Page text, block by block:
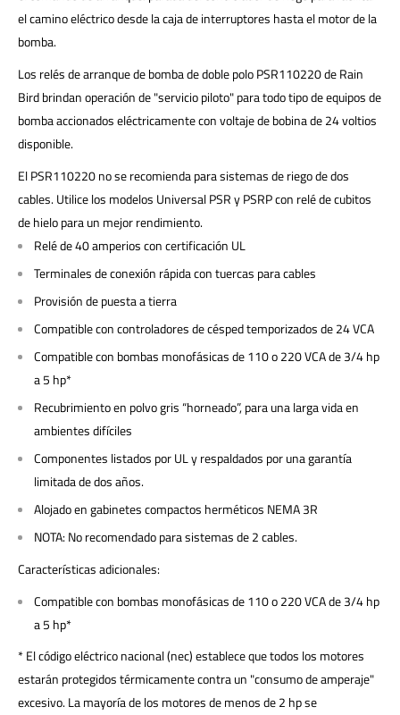
el camino eléctrico desde la caja de interruptores hasta el motor de la
bomba.
Los relés de arranque de bomba de doble polo PSR110220 de Rain
Bird brindan operación de "servicio piloto" para todo tipo de equipos de
bomba accionados eléctricamente con voltaje de bobina de 24 voltios
disponible.
El PSR110220 no se recomienda para sistemas de riego de dos
cables. Utilice los modelos Universal PSR y PSRP con relé de cubitos
de hielo para un mejor rendimiento.
Relé de 40 amperios con certificación UL
Terminales de conexión rápida con tuercas para cables
Provisión de puesta a tierra
Compatible con controladores de césped temporizados de 24 VCA
Compatible con bombas monofásicas de 110 o 220 VCA de 3/4 hp
a 5 hp*
Recubrimiento en polvo gris “horneado”, para una larga vida en
ambientes difíciles
Componentes listados por UL y respaldados por una garantía
limitada de dos años.
Alojado en gabinetes compactos herméticos NEMA 3R
NOTA: No recomendado para sistemas de 2 cables.
Características adicionales:
Compatible con bombas monofásicas de 110 o 220 VCA de 3/4 hp
a 5 hp*
* El código eléctrico nacional (nec) establece que todos los motores
estarán protegidos térmicamente contra un "consumo de amperaje"
excesivo. La mayoría de los motores de menos de 2 hp se